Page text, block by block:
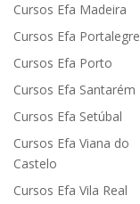
Cursos Efa Madeira
Cursos Efa Portalegre
Cursos Efa Porto
Cursos Efa Santarém
Cursos Efa Setúbal
Cursos Efa Viana do
Castelo
Cursos Efa Vila Real